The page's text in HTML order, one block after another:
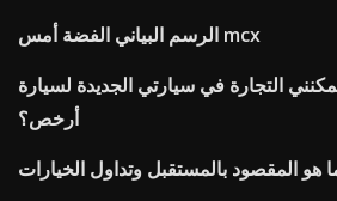
الرسم البياني الفضة أمس mcx
التجارة في سيارتي الجديدة لسيارة
أرخص؟
هو المقصود بالمستقبل وتداول الخيارات